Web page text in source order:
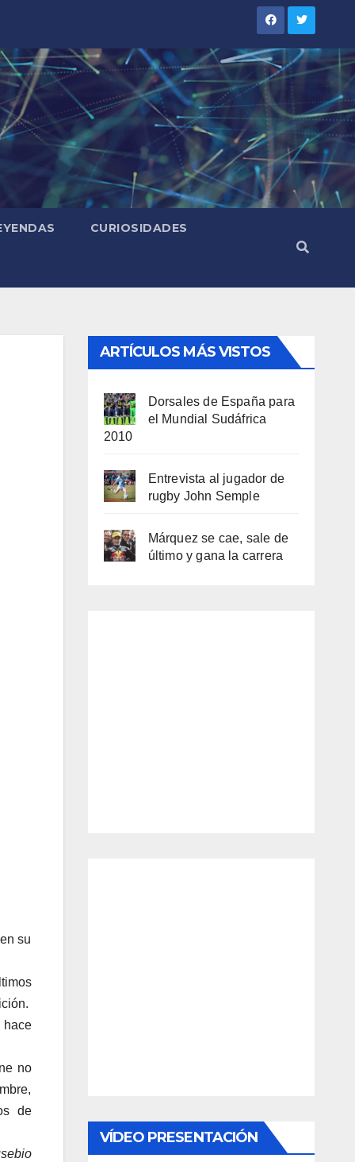
CURIOSIDADES
su
hace
no
de
ARTÍCULOS MÁS VISTOS
Dorsales de España para
el Mundial Sudáfrica
2010
Entrevista al jugador de
rugby John Semple
Márquez se cae, sale de
último y gana la carrera
VÍDEO PRESENTACIÓN